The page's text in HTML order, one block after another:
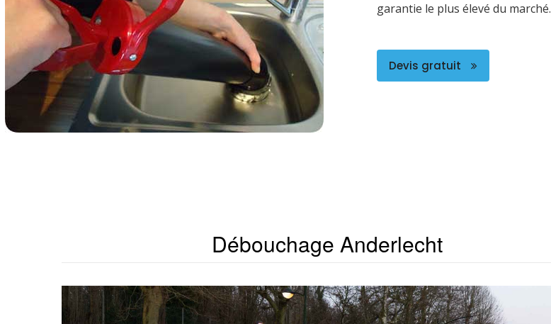
garantie le plus élevé du marché.
Devis gratuit
Débouchage Anderlecht